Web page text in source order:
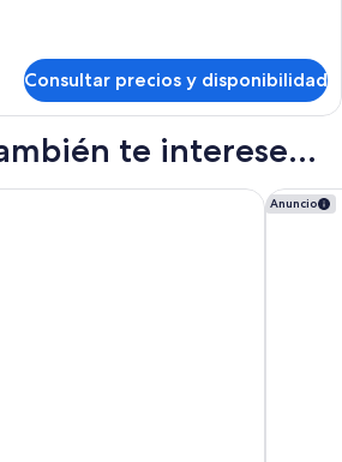
Consultar precios y disponibilidad
te interese...
Vancouver Downtown Suites -Anuncio
Accent